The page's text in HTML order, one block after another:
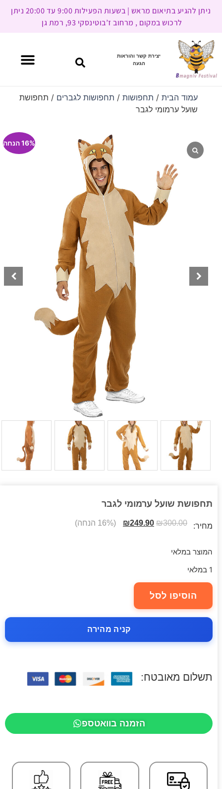
ניתן להגיע בתיאום מראש | בשעות הפעילות 9:00 עד 20:00 ניתן
לרכוש במקום , מרחוב ז’בוטינסקי 93, רמת גן
יצירת קשר והוראות
הגעה
עמוד הבית/ תחפושות/ תחפושות לגברים / תחפושת
שועל ערמומי לגבר
16% הנחה
תחפושת שועל ערמומי לגבר
מחיר: ₪300.00
₪249.90 (16% הנחה)
המוצר במלאי
1 במלאי
הוסיפו לסל
קניה מהירה
תשלום מאובטח:
הזמנה בוואטספ